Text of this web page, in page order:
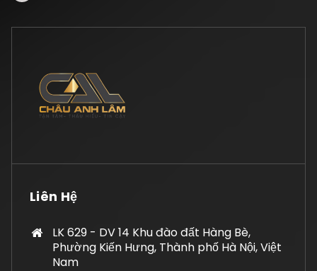
Liên Hệ
LK 629 - DV 14 Khu đào đất Hàng Bè,
Phường Kiến Hưng, Thành phố Hà Nội, Việt
Nam